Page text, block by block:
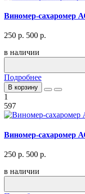
Виномер-сахаромер
250 р. 500 р.
в наличии
Подробнее
В корзину
1
597
Виномер-сахаромер
250 р. 500 р.
в наличии